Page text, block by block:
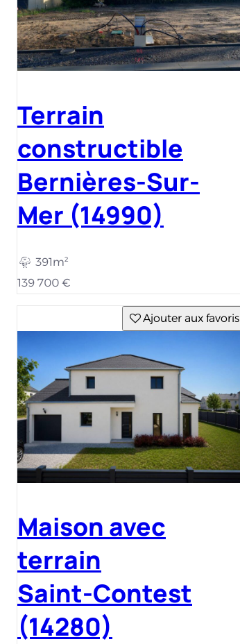
Terrain
constructible
Bernières-Sur-
Mer (14990)
391m²
139 700 €
Ajouter aux favoris
Maison avec
terrain
Saint-Contest
(14280)